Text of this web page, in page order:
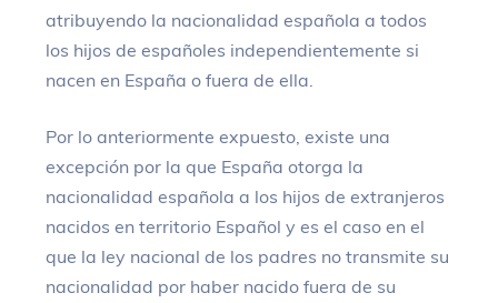
atribuyendo la nacionalidad española a todos
los hijos de españoles independientemente si
nacen en España o fuera de ella.
Por lo anteriormente expuesto, existe una
excepción por la que España otorga la
nacionalidad española a los hijos de extranjeros
nacidos en territorio Español y es el caso en el
que la ley nacional de los padres no transmite su
nacionalidad por haber nacido fuera de su